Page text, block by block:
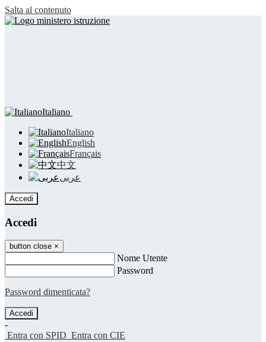
Salta al contenuto
Italiano
Italiano
English
Français
中文
عربى
Accedi
Accedi
button close ×
Nome Utente
Password
Password dimenticata?
-
Entra con SPID Entra con CIE